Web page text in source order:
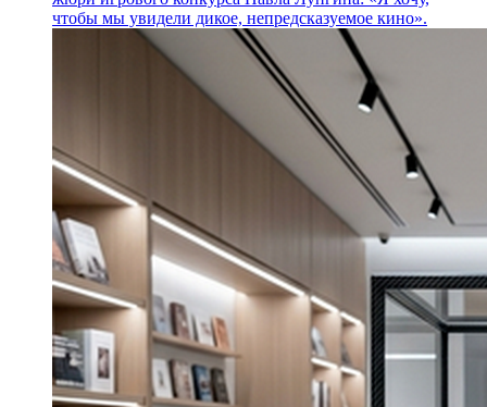
чтобы мы увидели дикое, непредсказуемое кино».